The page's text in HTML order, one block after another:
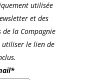
utilisée
et des
la Compagnie
utiliser le lien de